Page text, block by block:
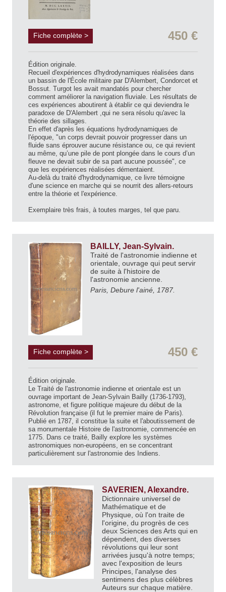
Fiche complète > 450 €
Édition originale.
Recueil d'expériences d'hydrodynamiques réalisées dans
un bassin de l'École militaire par D'Alembert, Condorcet et
Bossut. Turgot les avait mandatés pour chercher
comment améliorer la navigation fluviale. Les résultats de
ces expériences aboutirent à établir ce qui deviendra le
paradoxe de D'Alembert ,qui ne sera résolu qu'avec la
théorie des sillages.
En effet d'après les équations hydrodynamiques de
l'époque, "un corps devrait pouvoir progresser dans un
fluide sans éprouver aucune résistance ou, ce qui revient
au même, qu’une pile de pont plongée dans le cours d’un
fleuve ne devait subir de sa part aucune poussée", ce
que les expériences réalisées démentaient.
Au-delà du traité d'hydrodynamique, ce livre témoigne
d'une science en marche qui se nourrit des allers-retours
entre la théorie et l'expérience.
Exemplaire très frais, à toutes marges, tel que paru.
BAILLY, Jean-Sylvain.
Traité de l'astronomie indienne et
orientale, ouvrage qui peut servir
de suite à l'histoire de
l'astronomie ancienne.
Paris, Debure l'ainé, 1787.
Fiche complète > 450 €
Édition originale.
Le Traité de l'astronomie indienne et orientale est un
ouvrage important de Jean-Sylvain Bailly (1736-1793),
astronome, et figure politique majeure du début de la
Révolution française (il fut le premier maire de Paris).
Publié en 1787, il constitue la suite et l'aboutissement de
sa monumentale Histoire de l'astronomie, commencée en
1775. Dans ce traité, Bailly explore les systèmes
astronomiques non-européens, en se concentrant
particulièrement sur l'astronomie des Indiens.
SAVERIEN, Alexandre.
Dictionnaire universel de
Mathématique et de
Physique, où l'on traite de
l'origine, du progrès de ces
deux Sciences des Arts qui en
dépendent, des diverses
révolutions qui leur sont
arrivées jusqu'à notre temps;
avec l'exposition de leurs
Principes, l'analyse des
sentimens des plus célèbres
Auteurs sur chaque matière.